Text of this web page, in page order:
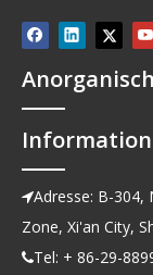
Information
Adresse: B-304,
Zone, Xi'an City,
Tel: + 86-29-